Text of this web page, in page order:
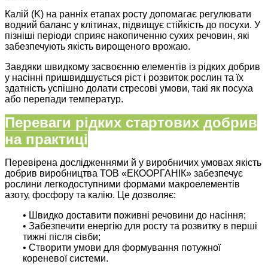
Калій (K) на ранніх етапах росту допомагає регулювати
водний баланс у клітинах, підвищує стійкість до посухи. У
пізніші періоди сприяє накопиченню сухих речовин, які
забезпечують якість вирощеного врожаю.
Завдяки швидкому засвоєнню елементів із рідких добрив
у насінні пришвидшується ріст і розвиток рослин та їх
здатність успішно долати стресові умови, такі як посуха
або перепади температур.
Переваги рідких стартових добрив
на практиці
Перевірена дослідженнями й у виробничих умовах якість
добрив виробництва ТОВ «ЕКООРГАНІК» забезпечує
рослини легкодоступними формами макроелементів
азоту, фосфору та калію. Це дозволяє:
• Швидко доставити поживні речовини до насіння;
• Забезпечити енергію для росту та розвитку в перші
тижні після сівби;
• Створити умови для формування потужної
кореневої системи.